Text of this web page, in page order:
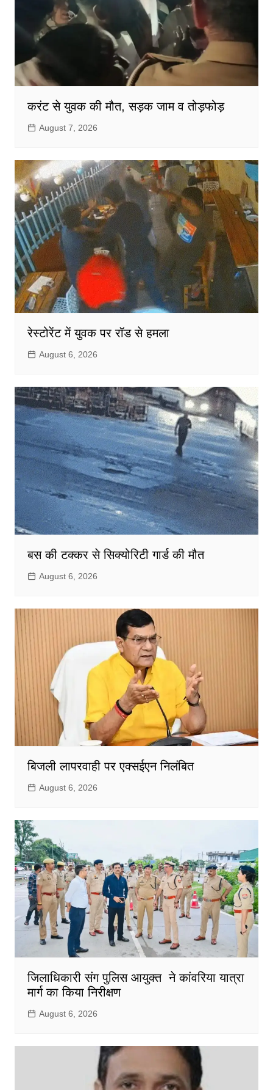
करंट से युवक की मौत, सड़क जाम व तोड़फोड़
August 7, 2026
रेस्टोरेंट में युवक पर रॉड से हमला
August 6, 2026
बस की टक्कर से सिक्योरिटी गार्ड की मौत
August 6, 2026
बिजली लापरवाही पर एक्सईएन निलंबित
August 6, 2026
जिलाधिकारी संग पुलिस आयुक्त ने कांवरिया यात्रा
मार्ग का किया निरीक्षण
August 6, 2026